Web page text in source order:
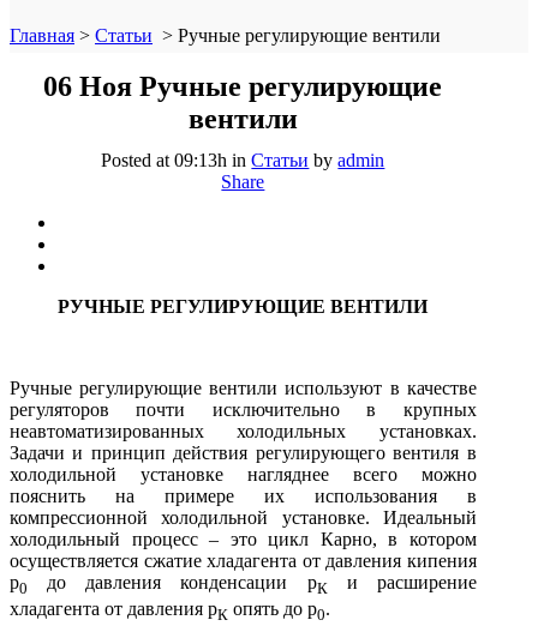
Главная > Статьи > Ручные регулирующие вентили
06 Ноя Ручные регулирующие
вентили
Posted at 09:13h inСтатьи byadmin
Share
РУЧНЫЕ РЕГУЛИРУЮЩИЕ ВЕНТИЛИ
Ручные регулирующие вентили используют в качестве
регуляторов почти исключительно в крупных
неавтоматизированных холодильных установках.
Задачи и принцип действия регулирующего вентиля в
холодильной установке нагляднее всего можно
пояснить на примере их использования в
компрессионной холодильной установке. Идеальный
холодильный процесс – это цикл Карно, в котором
осуществляется сжатие хладагента от давления кипения
р0 до давления конденсации рКи расширение
хладагента от давления рК опять до р0.